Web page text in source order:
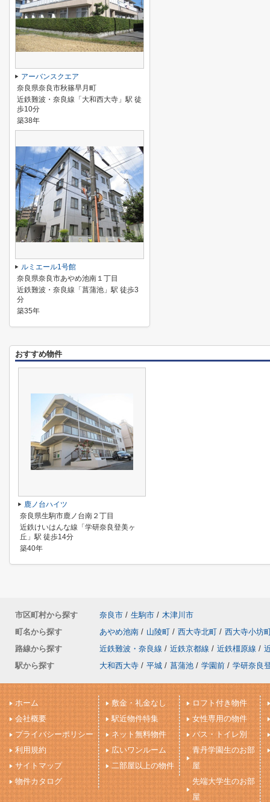
アーバンスクエア
奈良県奈良市秋篠早月町
近鉄難波・奈良線「大和西大寺」駅 徒
歩10分
築38年
ルミエール1号館
奈良県奈良市あやめ池南１丁目
近鉄難波・奈良線「菖蒲池」駅 徒歩3
分
築35年
おすすめ物件
鹿ノ台ハイツ
奈良県生駒市鹿ノ台南２丁目
近鉄けいはんな線「学研奈良登美ヶ
丘」駅 徒歩14分
築40年
市区町村から探す 奈良市 / 生駒市 / 木津川市
町名から探す
あやめ池南 / 山陵町 / 西大寺北町 / 西大寺小坊
路線から探す
近鉄難波・奈良線 / 近鉄京都線 / 近鉄橿原線 /
駅から探す
大和西大寺 / 平城 / 菖蒲池 / 学園前 / 学研奈良
ホーム
会社概要
プライバシーポリシー
利用規約
サイトマップ
物件カタログ
敷金・礼金なし
駅近物件特集
ネット無料物件
広いワンルーム
二部屋以上の物件
ロフト付き物件
女性専用の物件
バス・トイレ別
青丹学園生のお部
屋
先端大学生のお部
屋